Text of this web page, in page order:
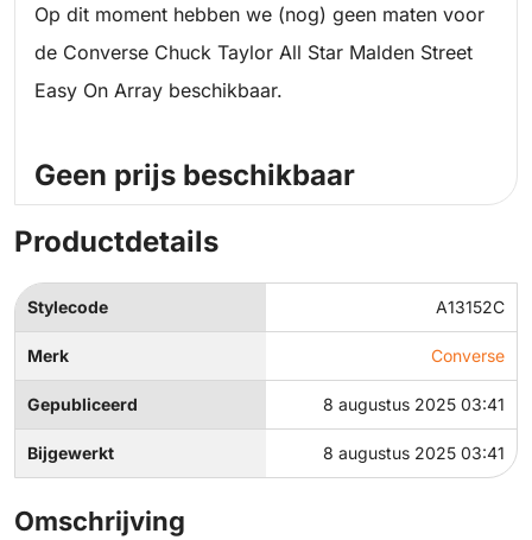
Op dit moment hebben we (nog) geen maten voor
de Converse Chuck Taylor All Star Malden Street
Easy On Array beschikbaar.
Geen prijs beschikbaar
Productdetails
Stylecode A13152C
Merk Converse
Gepubliceerd 8 augustus 2025 03:41
Bijgewerkt 8 augustus 2025 03:41
Omschrijving